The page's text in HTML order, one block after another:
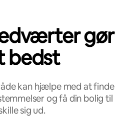
gør
bedst
kan hjælpe med at finde
og få din bolig til
sig ud.